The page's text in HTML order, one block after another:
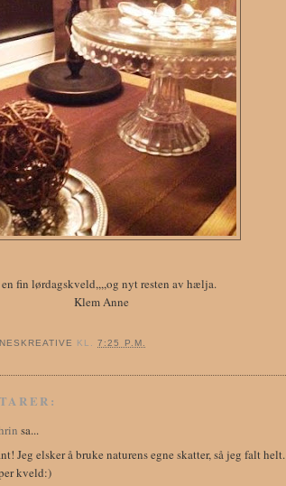
en fin lørdagskveld,,,,og nyt resten av hælja.
Klem Anne
KL.7:25 P.M.
sa...
Jeg elsker å bruke naturens egne skatter, så jeg falt helt.
kveld:)